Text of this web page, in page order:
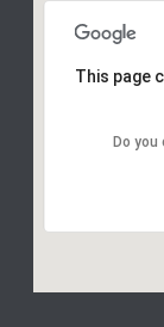
This page
Do